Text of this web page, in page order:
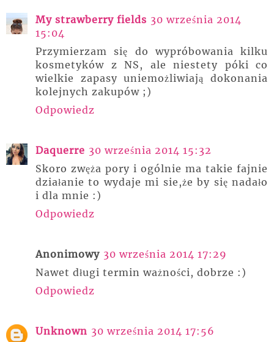
My strawberry fields 30 września 2014
15:04
Przymierzam się do wypróbowania kilku
kosmetyków z NS, ale niestety póki co
wielkie zapasy uniemożliwiają dokonania
kolejnych zakupów ;)
Odpowiedz
Daquerre 30 września 2014 15:32
Skoro zwęża pory i ogólnie ma takie fajnie
działanie to wydaje mi sie,że by się nadało
i dla mnie :)
Odpowiedz
Anonimowy 30 września 2014 17:29
Nawet długi termin ważności, dobrze :)
Odpowiedz
Unknown 30 września 2014 17:56